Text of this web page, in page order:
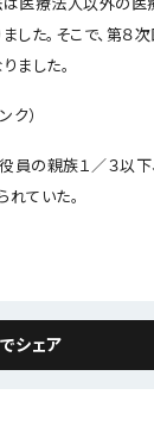
は医療法人以外の
た。そこで、第８
ました。
ク）
員の親族１／３以
ていた。